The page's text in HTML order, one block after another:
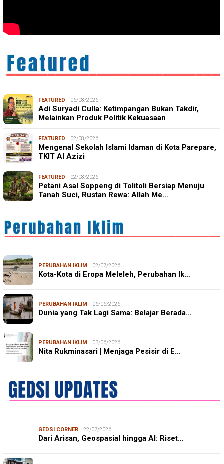
FEATURED 06/08/2026
Adi Suryadi Culla: Ketimpangan Bukan Takdir,
Melainkan Produk Politik Kekuasaan
FEATURED 02/08/2026
Mengenal Sekolah Islami Idaman di Kota Parepare,
TKIT Al Azizi
FEATURED 02/08/2026
Petani Asal Soppeng di Tolitoli Bersiap Menuju
Tanah Suci, Rustan Rewa: Allah Me…
PERUBAHAN IKLIM 02/07/2026
Kota-Kota di Eropa Meleleh, Perubahan Ik…
PERUBAHAN IKLIM 06/06/2026
Dunia yang Tak Lagi Sama: Belajar Berada…
PERUBAHAN IKLIM 03/06/2026
Nita Rukminasari | Menjaga Pesisir di E…
GEDSI CORNER 22/07/2026
Dari Arisan, Geospasial hingga AI: Riset…